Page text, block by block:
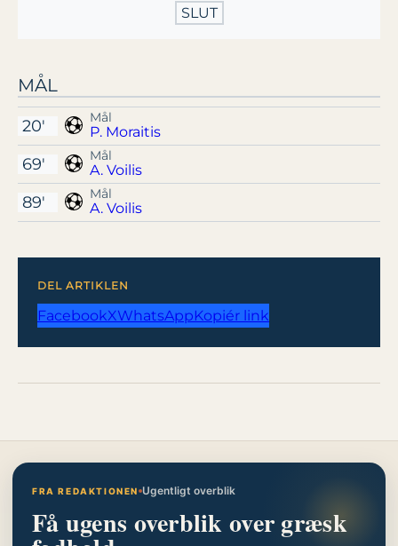
SLUT
MÅL
Mål
P. Moraitis
20'
Mål
A. Voilis
69'
Mål
A. Voilis
89'
DEL ARTIKLEN
FacebookXWhatsAppKopiér link
FRA REDAKTIONEN Ugentligt overblik
Få ugens overblik over græsk